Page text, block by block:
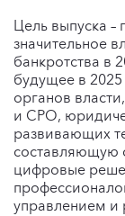
Цель выпуска –
значительное
банкротства в
будущее в 2025
органов
и СРО,
развивающих
составляющую
цифровые
управлением и